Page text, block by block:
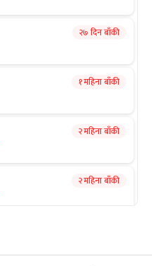
२७ दिन बाँकी
१ महिना बाँकी
२ महिना बाँकी
२ महिना बाँकी